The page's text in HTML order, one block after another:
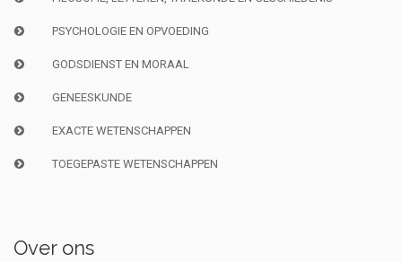
PSYCHOLOGIE EN OPVOEDING
GODSDIENST EN MORAAL
GENEESKUNDE
EXACTE WETENSCHAPPEN
TOEGEPASTE WETENSCHAPPEN
Over ons